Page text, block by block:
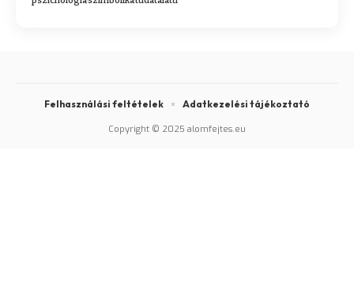
Copyright © 2025 alomfejtes.eu
Felhasználási feltételek Adatkezelési tájékoztató